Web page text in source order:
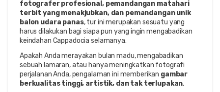
fotografer profesional, pemandangan matahari
terbit yang menakjubkan, dan pemandangan unik
balon udara panas, tur ini merupakan sesuatu yang
harus dilakukan bagi siapa pun yang ingin mengabadikan
keindahan Cappadocia selamanya.
Apakah Anda merayakan bulan madu, mengabadikan
sebuah lamaran, atau hanya meningkatkan fotografi
perjalanan Anda, pengalaman ini memberikan gambar
berkualitas tinggi, artistik, dan tak terlupakan.